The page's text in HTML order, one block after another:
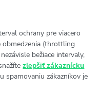
ochrany pre viacero
obmedzenia (throttling
bežiace intervaly,
zlepšiť zákaznícku
spamovaniu zákazníkov je